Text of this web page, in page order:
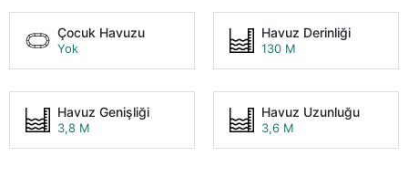
Çocuk Havuzu
Yok
Havuz Derinliği
130 M
Havuz Genişliği
3,8 M
Havuz Uzunluğu
3,6 M